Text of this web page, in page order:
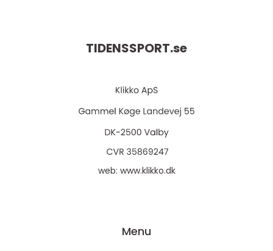
TIDENSSPORT.se
web: www.klikko.dk
Menu